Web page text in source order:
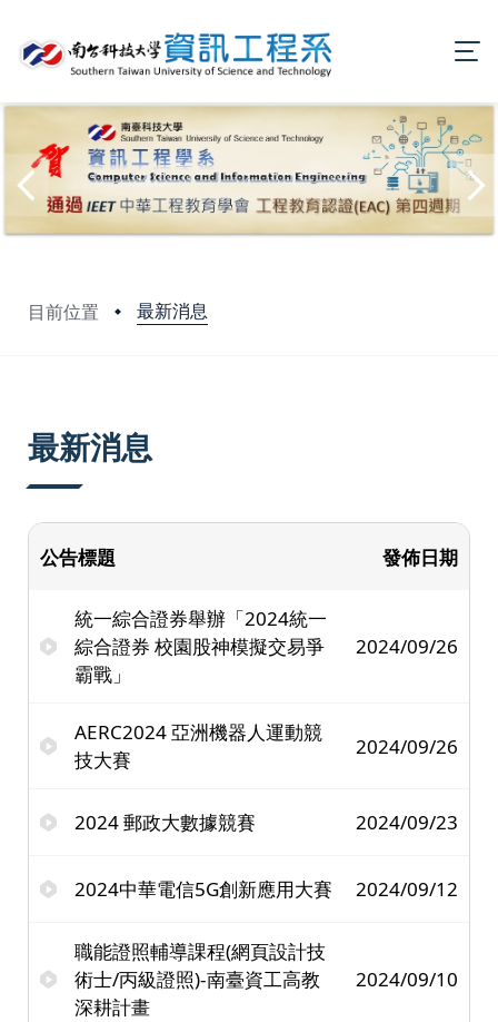
目前位置 最新消息
最新消息
公告標題 發佈日期
統一綜合證券舉辦「2024統一
綜合證券 校園股神模擬交易爭
霸戰」
2024/09/26
AERC2024 亞洲機器人運動競
技大賽
2024/09/26
2024 郵政大數據競賽 2024/09/23
2024中華電信5G創新應用大賽 2024/09/12
職能證照輔導課程(網頁設計技
術士/丙級證照)-南臺資工高教
深耕計畫
2024/09/10